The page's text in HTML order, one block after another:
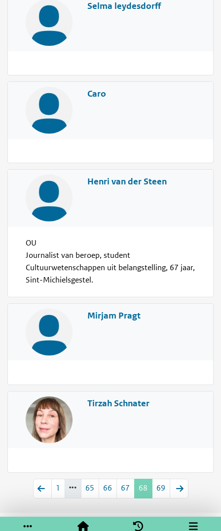
Selma leydesdorff
Caro
Henri van der Steen
OU
Journalist van beroep, student
Cultuurwetenschappen uit belangstelling, 67 jaar,
Sint-Michielsgestel.
Mirjam Pragt
Tirzah Schnater
1 65 66 67 68 69